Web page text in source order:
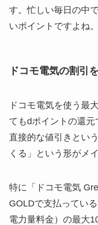
す。忙しい毎日の中
いポイントですよね。
ドコモ電気の割引
ドコモ電気を使う最
てもdポイントの還元
直接的な値引きとい
くる」という形がメ
特に「ドコモ電気
GOLDで支払ってい
電力量料金）の最大